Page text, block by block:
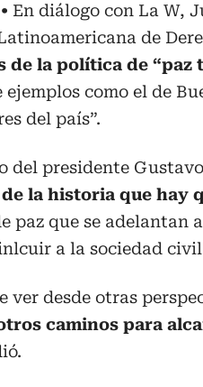
En diálogo con La W,
de
de la política de “paz
ejemplos como el de
del país”.
del presidente
la historia que hay
paz que se adelantan
a la sociedad
ver desde otras
caminos para